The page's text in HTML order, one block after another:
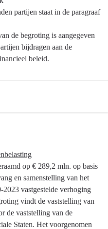
partijen staat in de paragraaf
de begroting is aangegeven
bijdragen aan de
beleid.
op € 289,2 mln. op basis
en samenstelling van het
vastgestelde verhoging
vindt de vaststelling van
de vaststelling van de
Staten. Het voorgenomen